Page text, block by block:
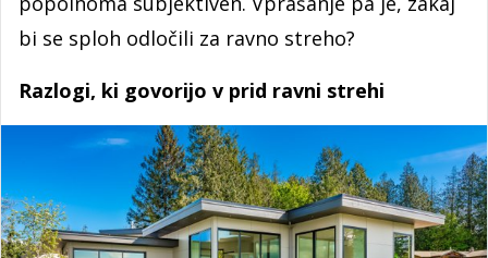
bi se sploh odločili za ravno streho?
Razlogi, ki govorijo v prid ravni strehi